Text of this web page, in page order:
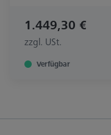
1.449,30 €
zzgl. USt.
Verfügbar